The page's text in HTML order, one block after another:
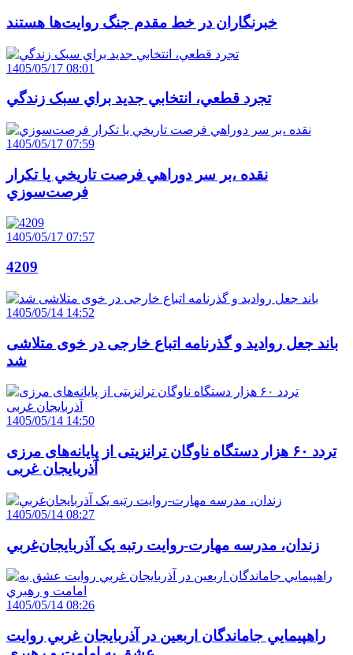
خبرنگاران در خط مقدم جنگ روايت‌ها هستند
1405/05/17 08:01
تجرد قطعي، انتخابي جديد براي سبک زندگي
1405/05/17 07:59
نقده ،بر سر دوراهي فرصت تاريخي يا تکرار
فرصت‌سوزي
1405/05/17 07:57
4209
1405/05/14 14:52
باند جعل روادید و گذرنامه اتباع خارجی در خوی متلاشی
شد
1405/05/14 14:50
تردد ۶۰ هزار دستگاه ناوگان ترانزیتی از پایانه‌های مرزی
آذربایجان ‌غربی
1405/05/14 08:27
زندان، مدرسه مهارت-روايت رتبه يک آذربايجان‌غربي
1405/05/14 08:26
راهپيمايي جاماندگان اربعين در آذربايجان غربي روايت